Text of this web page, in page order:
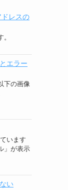
レスの
エラー
下の画像
います
」が表示
い